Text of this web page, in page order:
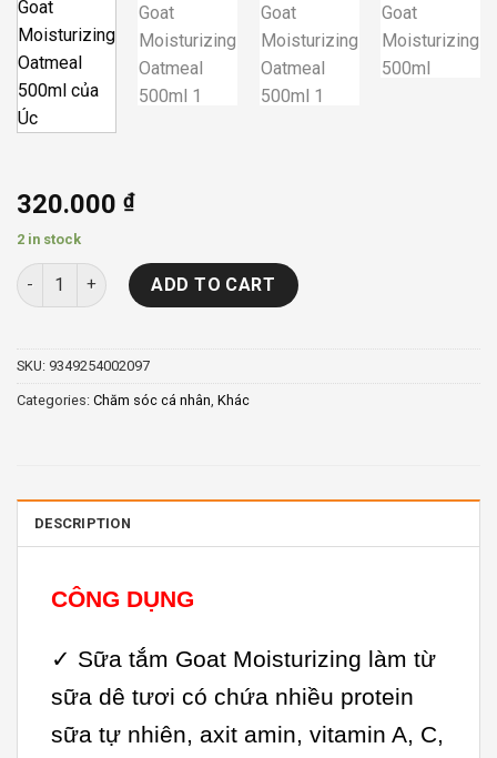
320.000 ₫
2 in stock
Sữa tắm Goat Moisturizing Oatmeal 500ml của Úc quantity
ADD TO CART
SKU: 9349254002097
Categories: Chăm sóc cá nhân Khác
DESCRIPTION
CÔNG DỤNG
✓ Sữa tắm Goat Moisturizing làm từ
sữa dê tươi có chứa nhiều protein
sữa tự nhiên, axit amin, vitamin A, C,